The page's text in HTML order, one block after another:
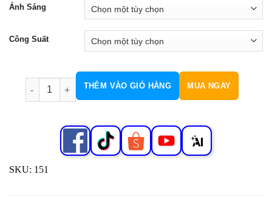
Ánh Sáng
Công Suất
DownLight COB Chống Choá H151 số lượng
THÊM VÀO GIỎ HÀNG MUA NGAY
SKU: 151